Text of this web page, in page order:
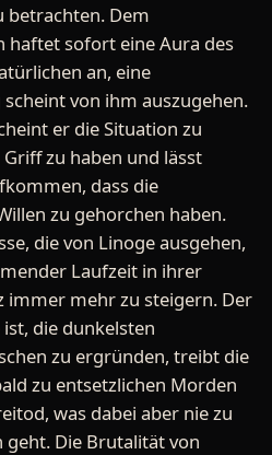
betrachten. Dem
sofort eine Aura des
an, eine
von ihm auszugehen.
er die Situation zu
zu haben und lässt
dass die
zu gehorchen haben.
die von Linoge ausgehen,
Laufzeit in ihrer
immer mehr zu steigern. Der
die dunkelsten
zu ergründen, treibt die
zu entsetzlichen Morden
was dabei aber nie zu
Die Brutalität von